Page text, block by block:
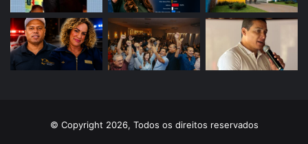
© Copyright 2026, Todos os direitos reservados